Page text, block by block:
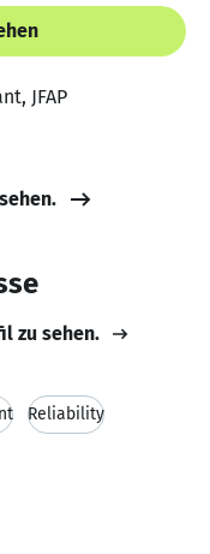
JFAP
zu sehen.
Reliability